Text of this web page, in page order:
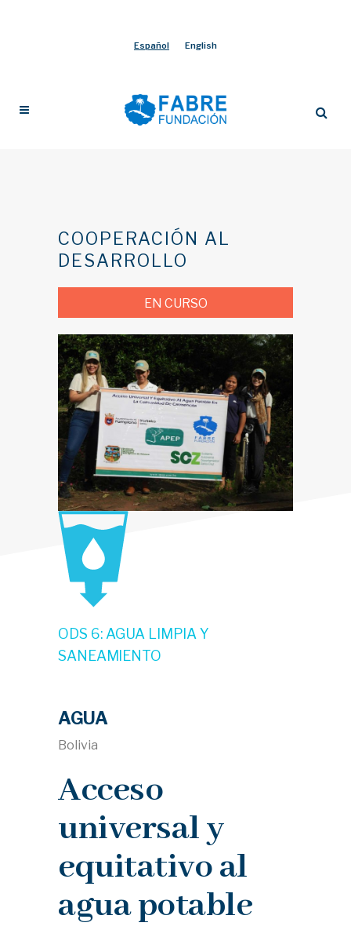
Español English
COOPERACIÓN AL
DESARROLLO
EN CURSO
ODS 6: AGUA LIMPIA Y
SANEAMIENTO
AGUA
Bolivia
Acceso
universal y
equitativo al
agua potable